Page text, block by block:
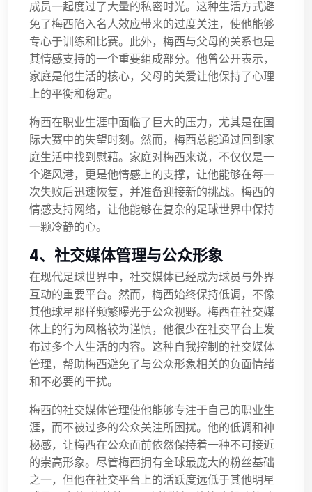
成员一起度过了大量的私密时光。这种生活方式避
免了梅西陷入名人效应带来的过度关注，使他能够
专心于训练和比赛。此外，梅西与父母的关系也是
其情感支持的一个重要组成部分。他曾公开表示，
家庭是他生活的核心，父母的关爱让他保持了心理
上的平衡和稳定。
梅西在职业生涯中面临了巨大的压力，尤其是在国
际大赛中的失望时刻。然而，梅西总能通过回到家
庭生活中找到慰藉。家庭对梅西来说，不仅仅是一
个避风港，更是他情感上的支撑，让他能够在每一
次失败后迅速恢复，并准备迎接新的挑战。梅西的
情感支持网络，让他能够在复杂的足球世界中保持
一颗冷静的心。
4、社交媒体管理与公众形象
在现代足球世界中，社交媒体已经成为球员与外界
互动的重要平台。然而，梅西始终保持低调，不像
其他球星那样频繁曝光于公众视野。梅西在社交媒
体上的行为风格较为谨慎，他很少在社交平台上发
布过多个人生活的内容。这种自我控制的社交媒体
管理，帮助梅西避免了与公众形象相关的负面情绪
和不必要的干扰。
梅西的社交媒体管理使他能够专注于自己的职业生
涯，而不被过多的公众关注所困扰。他的低调和神
秘感，让梅西在公众面前依然保持着一种不可接近
的崇高形象。尽管梅西拥有全球最庞大的粉丝基础
之一，但他在社交平台上的活跃度远低于其他明星